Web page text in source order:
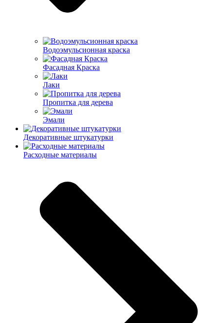
Водоэмульсионная краска
Фасадная Краска
Лаки
Пропитка для дерева
Эмали
Декоративные штукатурки
Расходные материалы